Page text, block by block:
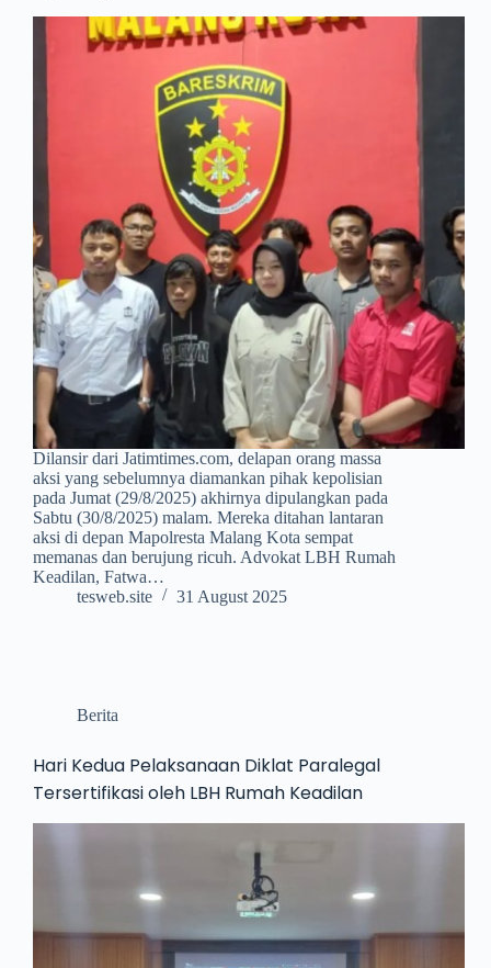
Dilansir dari Jatimtimes.com, delapan orang massa
aksi yang sebelumnya diamankan pihak kepolisian
pada Jumat (29/8/2025) akhirnya dipulangkan pada
Sabtu (30/8/2025) malam. Mereka ditahan lantaran
aksi di depan Mapolresta Malang Kota sempat
memanas dan berujung ricuh. Advokat LBH Rumah
Keadilan, Fatwa…
tesweb.site
31 August 2025
Berita
Hari Kedua Pelaksanaan Diklat Paralegal
Tersertifikasi oleh LBH Rumah Keadilan